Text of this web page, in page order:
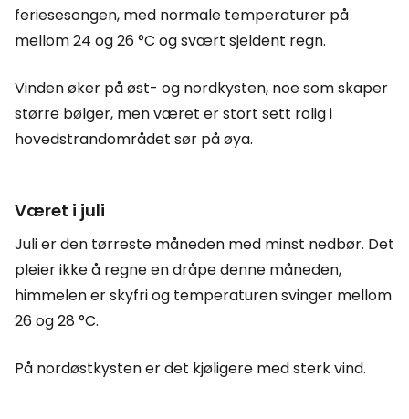
feriesesongen, med normale temperaturer på
mellom 24 og 26 °C og svært sjeldent regn.
Vinden øker på øst- og nordkysten, noe som skaper
større bølger, men været er stort sett rolig i
hovedstrandområdet sør på øya.
Været i juli
Juli er den tørreste måneden med minst nedbør. Det
pleier ikke å regne en dråpe denne måneden,
himmelen er skyfri og temperaturen svinger mellom
26 og 28 °C.
På nordøstkysten er det kjøligere med sterk vind.